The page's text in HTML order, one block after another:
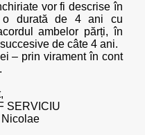
vor fi descrise în
o durată de 4 ani cu
ambelor părți, în
de câte 4 ani.
– prin virament în cont
SERVICIU